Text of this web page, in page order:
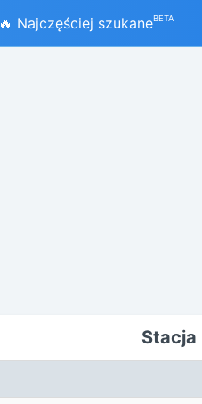
🔥 Najczęściej szukaneBETA
Stacja